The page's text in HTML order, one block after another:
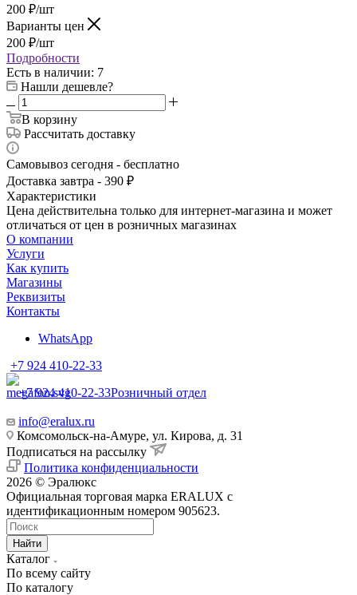
200 ₽/шт
Варианты цен
200 ₽/шт
Подробности
Есть в наличии: 7
Нашли дешевле?
В корзину
Рассчитать доставку
Самовывоз сегодня - бесплатно
Доставка завтра - 390 ₽
Характеристики
Цена действительна только для интернет-магазина и может
отличаться от цен в розничных магазинах
О компании
Услуги
Как купить
Магазины
Реквизиты
Контакты
WhatsApp
+7 924 410-22-33
+7 924 410-22-33Розничный отдел
info@eralux.ru
Комсомольск-на-Амуре, ул. Кирова, д. 31
Подписаться на рассылку
Политика конфиденциальности
2026 © Эралюкс
Официальная торговая марка ERALUX с
идентификационным номером 905623.
Найти
Каталог
По всему сайту
По каталогу